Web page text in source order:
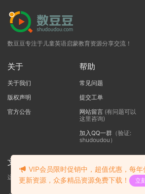
数豆豆专注于儿童英语启蒙教育资源分享交流！
关于
关于我们
版权声明
官方公告
帮助
常见问题
提交工单
网站留言(有问题可以
这里咨询)
加入QQ一群（验证:
shudoudou）
文本标题
这里输入代码
VIP会员限时促销中，超值优惠，每
更新资源，众多精品资源免费下载！
立